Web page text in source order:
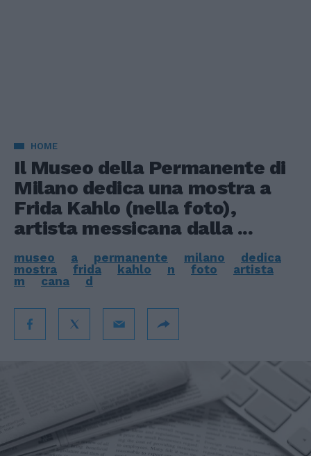
HOME
Il Museo della Permanente di
Milano dedica una mostra a
Frida Kahlo (nella foto),
artista messicana dalla ...
museo a permanente milano
dedica
mostra
frida kahlo n foto
artista
m
cana d